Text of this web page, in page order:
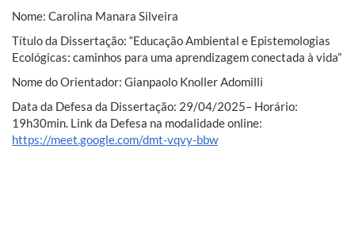
Nome: Carolina Manara Silveira
Título da Dissertação: “Educação Ambiental e Epistemologias
Ecológicas: caminhos para uma aprendizagem conectada à vida”
Nome do Orientador: Gianpaolo Knoller Adomilli
Data da Defesa da Dissertação: 29/04/2025– Horário:
19h30min. Link da Defesa na modalidade online:
https://meet.google.com/dmt-vqvy-bbw